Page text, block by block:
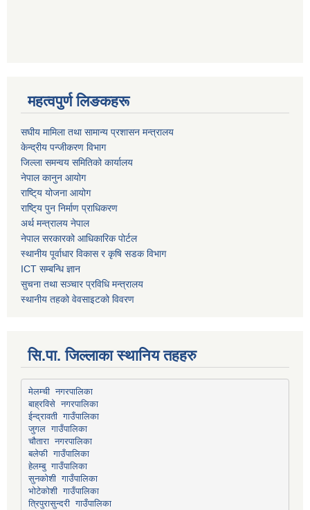
महत्वपुर्ण लिङकहरू
स‌घीय मामिला तथा सामान्य प्रशासन मन्त्रालय
केन्द्रीय पन्जीकरण विभाग
जिल्ला समन्वय समितिको कार्यालय
नेपाल कानुन आयोग
राष्टि्य योजना आयोग
राष्टि्य पुन निर्माण प्राधिकरण
अर्थ मन्त्रालय नेपाल
नेपाल सरकारको आधिकारिक पोर्टल
स्थानीय पूर्वाधार विकास र कृषि सडक विभाग
ICT सम्बन्धि ज्ञान
सुचना तथा सञ्चार प्रविधि मन्त्रालय
स्थानीय तहको वेवसाइटको विवरण
सि.पा. जिल्लाका स्थानिय तहहरु
मेलम्ची नगरपालिका
बाह्रविसे नगरपालिका
ईन्द्रावती गाउँपालिका
जुगल गाउँपालिका
चौतारा नगरपालिका
बलेफी गाउँपालिका
हेलम्बु गाउँपालिका
सुनकोशी गाउँपालिका
भोटेकोशी गाउँपालिका
त्रिपुरासुन्दरी गाउँपालिका